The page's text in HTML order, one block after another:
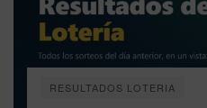
RESULTADOS LOTERIA